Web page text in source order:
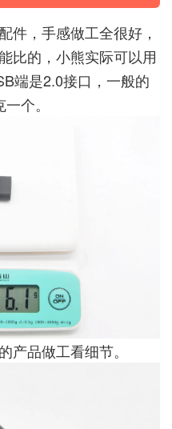
件，手感做工全很好，
比的，小熊实际可以用
端是2.0接口，一般的
个。
产品做工看细节。